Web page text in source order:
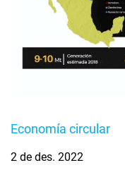
Economía circular
2 de des. 2022